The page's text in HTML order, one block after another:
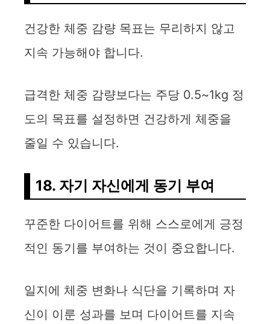
건강한 체중 감량 목표는 무리하지 않고
지속 가능해야 합니다.
급격한 체중 감량보다는 주당 0.5~1kg 정
도의 목표를 설정하면 건강하게 체중을
줄일 수 있습니다.
18. 자기 자신에게 동기 부여
꾸준한 다이어트를 위해 스스로에게 긍정
적인 동기를 부여하는 것이 중요합니다.
일지에 체중 변화나 식단을 기록하며 자
신이 이룬 성과를 보며 다이어트를 지속